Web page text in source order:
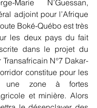
Marie N’Guessan,
adjoint pour l’Afrique
Boké-Québo est très
les deux pays du fait
dans le projet du
N°7 Dakar-
constitue pour les
une zone à fortes
et minière. Alors